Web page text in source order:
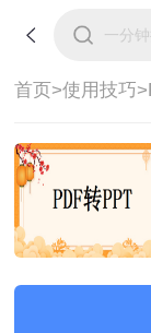
首页>使用技巧>